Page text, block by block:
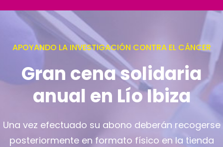
APOYANDO LA INVESTIGACIÓN CONTRA EL CÁNCER
Gran cena solidaria
anual en Lío Ibiza
Una vez efectuado su abono deberán recogerse
posteriormente en formato físico en la tienda